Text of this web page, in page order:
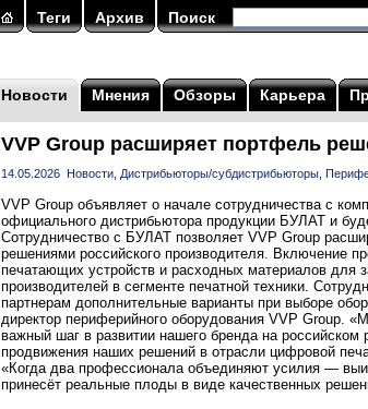
Теги Архив Поиск
Новости Мнения Обзоры Карьера
VVP Group расширяет портфель
14.05.2026 Новости Дистрибьюторы/субдистрибьюторы
VVP Group объявляет о начале сотрудничества с
официального дистрибьютора продукции БУЛАТ и
Сотрудничество с БУЛАТ позволяет VVP Group
решениями российского производителя. Включение
печатающих устройств и расходных материалов для
производителей в сегменте печатной техники.
партнерам дополнительные варианты при выборе
директор периферийного оборудования VVP Group.
важный шаг в развитии нашего бренда на
продвижения наших решений в отрасли цифровой
«Когда два профессионала объединяют усилия —
принесёт реальные плоды в виде качественных